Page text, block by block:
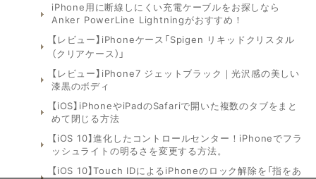
iPhone用に断線しにくい充電ケーブルをお探しなら
Anker PowerLine Lightningがおすすめ！
【レビュー】iPhoneケース「Spigen リキッドクリスタル
（クリアケース）」
【レビュー】iPhone7 ジェットブラック｜光沢感の美しい
漆黒のボディ
【iOS】iPhoneやiPadのSafariで開いた複数のタブをまと
めて閉じる方法
【iOS 10】進化したコントロールセンター！iPhoneでフラ
ッシュライトの明るさを変更する方法。
【iOS 10】Touch IDによるiPhoneのロック解除を「指をあ